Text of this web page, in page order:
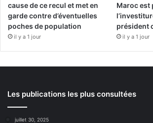
cause de ce recul et met en
garde contre d’éventuelles
poches de population
il y a 1 jour
Maroc est
président
il y a 1 jour
Les publications les plus consultées
juillet 30, 2025